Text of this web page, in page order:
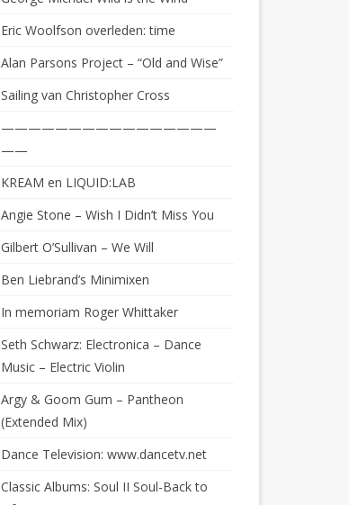
Eric Woolfson overleden: time
Alan Parsons Project – “Old and Wise”
Sailing van Christopher Cross
————————————————
——
KREAM en LIQUID:LAB
Angie Stone – Wish I Didn’t Miss You
Gilbert O’Sullivan – We Will
Ben Liebrand’s Minimixen
In memoriam Roger Whittaker
Seth Schwarz: Electronica – Dance
Music – Electric Violin
Argy & Goom Gum – Pantheon
(Extended Mix)
Dance Television: www.dancetv.net
Classic Albums: Soul II Soul-Back to